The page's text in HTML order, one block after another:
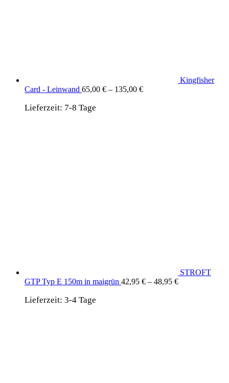
Kingfisher
Card - Leinwand 65,00 € – 135,00 €
Lieferzeit: 7-8 Tage
STROFT
GTP Typ E 150m in maigrün 42,95 € – 48,95 €
Lieferzeit: 3-4 Tage